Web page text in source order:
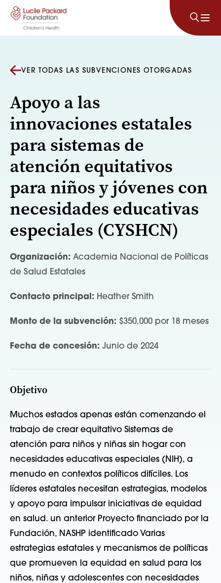
Saltar al contenido
VER TODAS LAS SUBVENCIONES OTORGADAS
Apoyo a las
innovaciones estatales
para sistemas de
atención equitativos
para niños y jóvenes con
necesidades educativas
especiales (CYSHCN)
Organización: Academia Nacional de Políticas
de Salud Estatales
Contacto principal: Heather Smith
Monto de la subvención: $350,000 por 18 meses
Fecha de concesión: Junio de 2024
Objetivo
Muchos estados apenas están comenzando el
trabajo de crear equitativo Sistemas de
atención para niños y niñas sin hogar con
necesidades educativas especiales (NIH), a
menudo en contextos políticos difíciles. Los
líderes estatales necesitan estrategias, modelos
y apoyo para impulsar iniciativas de equidad
en salud. un anteriorProyecto financiado por la
Fundación, NASHP identificado Varias
estrategias estatales y mecanismos de políticas
que promueven la equidad en salud para los
niños, niñas y adolescentes con necesidades